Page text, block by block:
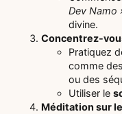
Dev Namo
divine.
Concentrez-
Pratiquez
comme
ou des
Utiliser le
Méditation sur